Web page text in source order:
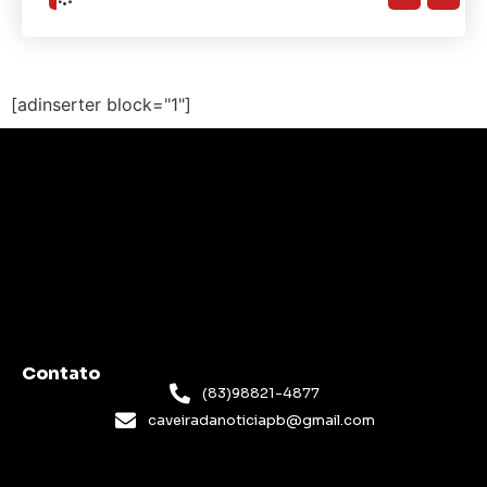
[adinserter block="1"]
Contato
(83)98821-4877
caveiradanoticiapb@gmail.com